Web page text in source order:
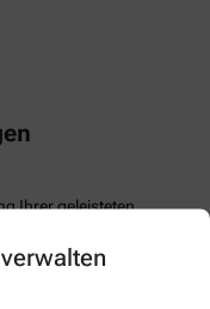
Ihrer geleisteten